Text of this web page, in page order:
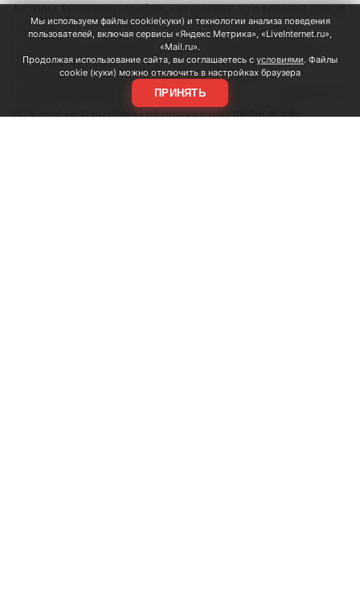
Авторы ТГ-канала «Рыбарь» уточняют, что главной темой
обсуждения «стало возможное участие британцев в
антибаллистических проектах, а также поставки ракет
для систем ПВО и ракет Meteor для шведских
истребителей Gripen». Сразу оговоримся, что самолётов у
ВСУ ещё нет, но планы на них уже наполеоновские.
Мы используем файлы cookie(куки) и технологии анализа поведения
пользователей, включая сервисы «Яндекс Метрика», «LiveInternet.ru»,
«Mail.ru».
Продолжая использование сайта, вы соглашаетесь с условиями. Файлы
cookie (куки) можно отключить в настройках браузера
ПРИНЯТЬ